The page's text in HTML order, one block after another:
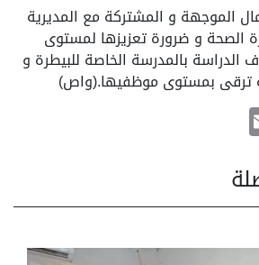
الموجهة و المشتركة مع المديرية
الصحة و ضرورة تعزيزها لمستوى
الدراسة بالمدرسة الخاصة للبيطرة و
ترقى بمستوى موظفيها.(واص)